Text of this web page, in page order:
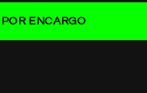
ENCARGO